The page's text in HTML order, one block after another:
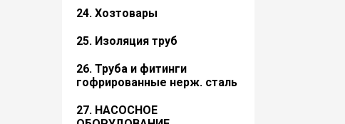
24. Хозтовары
25. Изоляция труб
26. Труба и фитинги
гофрированные нерж. сталь
27. НАСОСНОЕ